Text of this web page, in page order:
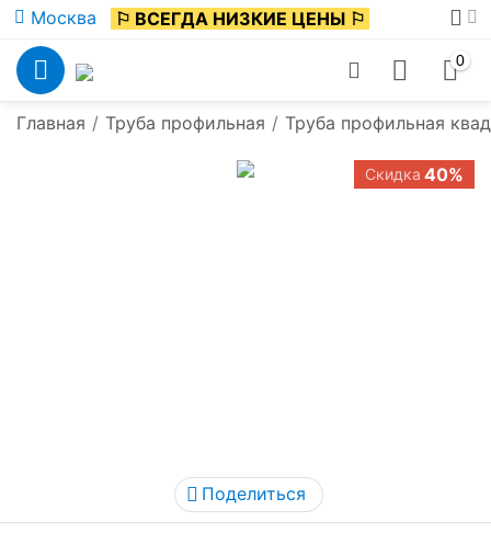
Москва ⚐ ВСЕГДА НИЗКИЕ ЦЕНЫ ⚐
0
Главная / Труба профильная / Труба профильная
Скидка 40%
Поделиться